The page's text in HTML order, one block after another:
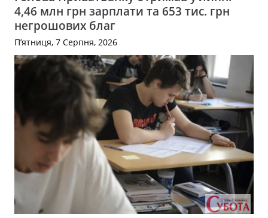
4,46 млн грн зарплати та 653 тис. грн
негрошових благ
П’ятниця, 7 Серпня, 2026